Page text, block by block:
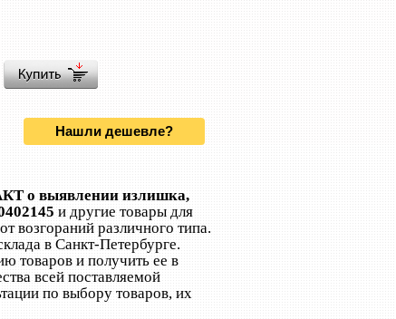
Нашли дешевле?
о выявлении излишка,
и другие товары для
возгораний различного типа.
в Санкт-Петербурге.
товаров и получить ее в
всей поставляемой
по выбору товаров, их